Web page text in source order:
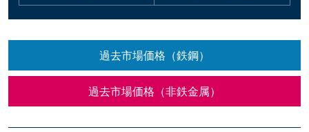
過去市場価格（鉄鋼）
過去市場価格（非鉄金属）